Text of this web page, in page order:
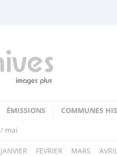
ÉMISSIONS COMMUNES
/ mai
JANVIER FEVRIER MARS